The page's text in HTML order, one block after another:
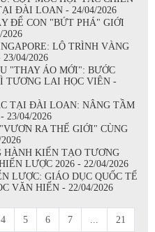
ĐÀI LOAN - 24/04/2026
ĐỂ CON "BỨT PHÁ" GIỚI
LỘ TRÌNH VÀNG
04/2026
"THAY ÁO MỚI": BƯỚC
TƯƠNG LAI HỌC VIÊN -
TẠI ĐÀI LOAN: NÂNG TẦM
23/04/2026
RA THẾ GIỚI" CÙNG
KIẾN TẠO TƯƠNG
LƯỢC 2026 - 22/04/2026
LƯỢC: GIÁO DỤC QUỐC TẾ
VĂN HIẾN - 22/04/2026
4 5 6 7 ... 21